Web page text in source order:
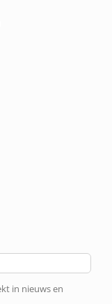
in nieuws en